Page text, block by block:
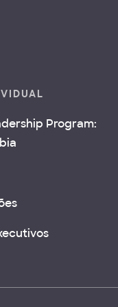
Program: